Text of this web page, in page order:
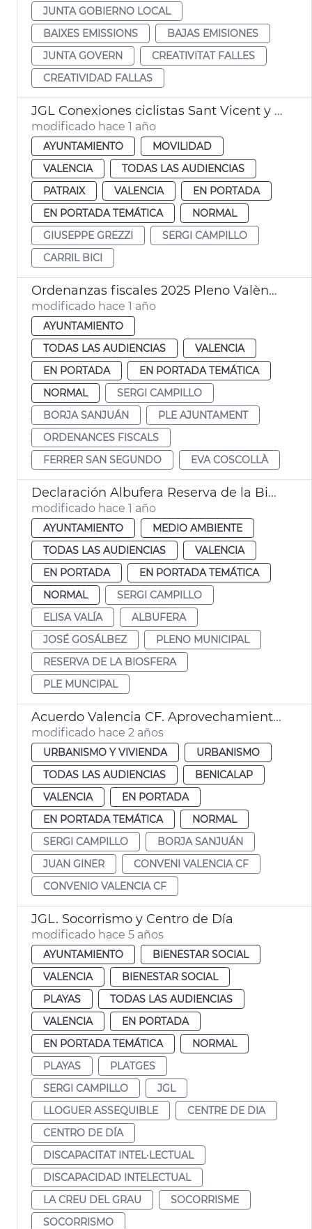
JUNTA GOBIERNO LOCAL
BAIXES EMISSIONS
BAJAS EMISIONES
JUNTA GOVERN
CREATIVITAT FALLES
CREATIVIDAD FALLAS
JGL Conexiones ciclistas Sant Vicent y Avinguda del Cid
modificado hace 1 año
AYUNTAMIENTO
MOVILIDAD
VALENCIA
TODAS LAS AUDIENCIAS
PATRAIX
VALENCIA
EN PORTADA
EN PORTADA TEMÁTICA
NORMAL
GIUSEPPE GREZZI
SERGI CAMPILLO
CARRIL BICI
Ordenanzas fiscales 2025 Pleno València
modificado hace 1 año
AYUNTAMIENTO
TODAS LAS AUDIENCIAS
VALENCIA
EN PORTADA
EN PORTADA TEMÁTICA
NORMAL
SERGI CAMPILLO
BORJA SANJUÁN
PLE AJUNTAMENT
ORDENANCES FISCALS
FERRER SAN SEGUNDO
EVA COSCOLLÀ
Declaración Albufera Reserva de la Biosfera Unesco
modificado hace 1 año
AYUNTAMIENTO
MEDIO AMBIENTE
TODAS LAS AUDIENCIAS
VALENCIA
EN PORTADA
EN PORTADA TEMÁTICA
NORMAL
SERGI CAMPILLO
ELISA VALÍA
ALBUFERA
JOSÉ GOSÁLBEZ
PLENO MUNICIPAL
RESERVA DE LA BIOSFERA
PLE MUNCIPAL
Acuerdo Valencia CF. Aprovechamiento urbanístico
modificado hace 2 años
URBANISMO Y VIVIENDA
URBANISMO
TODAS LAS AUDIENCIAS
BENICALAP
VALENCIA
EN PORTADA
EN PORTADA TEMÁTICA
NORMAL
SERGI CAMPILLO
BORJA SANJUÁN
JUAN GINER
CONVENI VALENCIA CF
CONVENIO VALENCIA CF
JGL. Socorrismo y Centro de Día
modificado hace 5 años
AYUNTAMIENTO
BIENESTAR SOCIAL
VALENCIA
BIENESTAR SOCIAL
PLAYAS
TODAS LAS AUDIENCIAS
VALENCIA
EN PORTADA
EN PORTADA TEMÁTICA
NORMAL
PLAYAS
PLATGES
SERGI CAMPILLO
JGL
LLOGUER ASSEQUIBLE
CENTRE DE DIA
CENTRO DE DÍA
DISCAPACITAT INTEL·LECTUAL
DISCAPACIDAD INTELECTUAL
LA CREU DEL GRAU
SOCORRISME
SOCORRISMO